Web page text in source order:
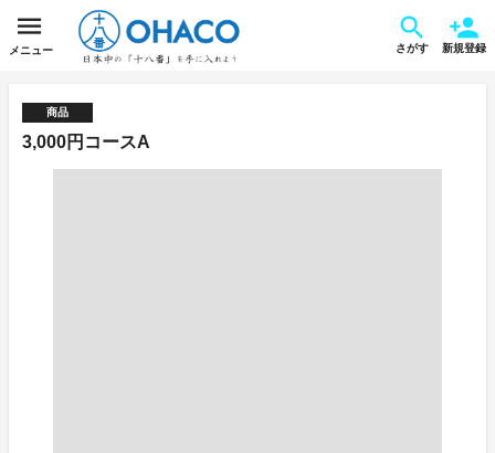
メニュー さがす 新規登録
商品
3,000円コースA